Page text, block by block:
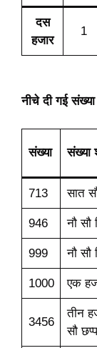
दस
हजार
1
नीचे दी गई
संख्या संख्या
713 सात
946 नौ सौ
999 नौ सौ
1000 एक
3456
तीन
सौ